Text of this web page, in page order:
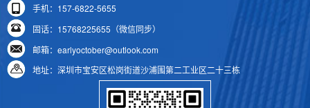
手机：157-6822-5655
固话：15768225655（微信同步）
邮箱：earlyoctober@outlook.com
地址：深圳市宝安区松岗街道沙浦围第二工业区二十三栋